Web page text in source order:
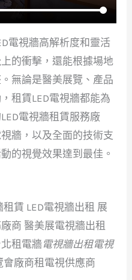
電視牆高解析度和靈活
的衝擊，還能根據場地
無論是醫美展覽、產品
租賃LED電視牆都能為
電視牆租賃服務廠
牆，以及全面的技術支
的視覺效果達到最佳。
賃 LED電視牆出租 展
商 醫美展電視牆出租
租電牆電視牆出租電視
廠商租電視供應商